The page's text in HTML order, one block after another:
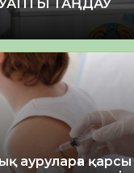
ТАҢДАУ
ауруларға қарсы